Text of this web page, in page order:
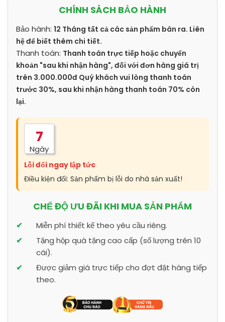
CHÍNH SÁCH BẢO HÀNH
Bảo hành: 12 Tháng tất cả các sản phẩm bán ra. Liên
hệ để biết thêm chi tiết.
Thanh toán: Thanh toán trực tiếp hoặc chuyển
khoản "sau khi nhận hàng", đối với đơn hàng giá trị
trên 3.000.000đ Quý khách vui lòng thanh toán
trước 30%, sau khi nhận hàng thanh toán 70% còn
lại.
7
Ngày
Lỗi đổi ngay lập tức
Điều kiện đổi: Sản phẩm bị lỗi do nhà sản xuất!
CHẾ ĐỘ ƯU ĐÃI KHI MUA SẢN PHẨM
Miễn phí thiết kế theo yêu cầu riêng.
Tặng hộp quà tặng cao cấp (số lượng trên 10
cái).
Được giảm giá trực tiếp cho đợt đặt hàng tiếp
theo.